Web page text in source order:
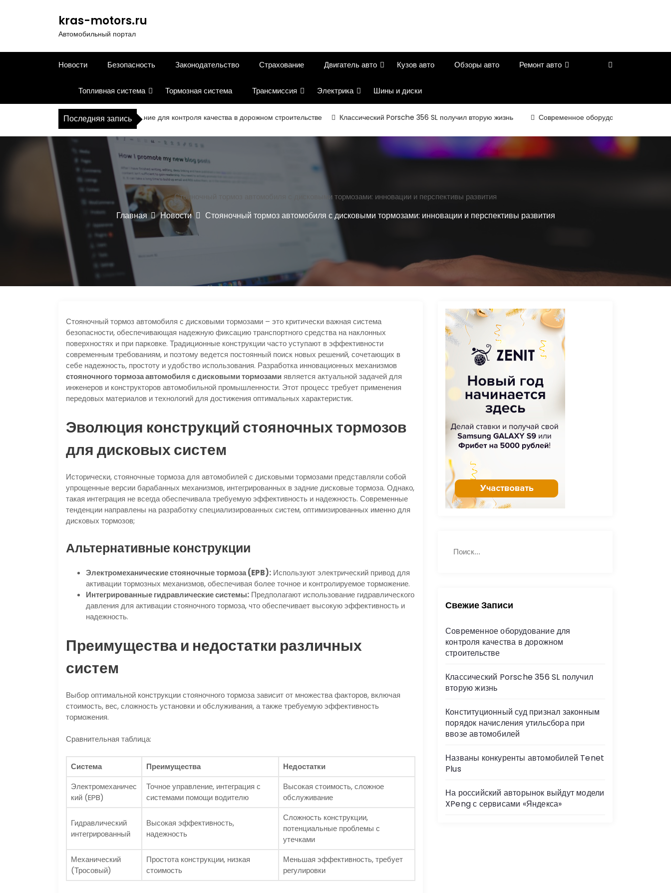
о
р
kras-motors.ru
Автомобильный портал
Новости Безопасность Законодательство Страхование Двигатель авто Кузов авто Обзоры авто Ремонт авто
Топливная система Тормозная система Трансмиссия Электрика Шины и диски
Последняя запись
Современное оборудование для контроля качества в дорожном строительстве Классический Porsche 356 SL получил вторую жизнь Современное оборудование для контроля
Стояночный тормоз автомобиля с дисковыми тормозами: инновации и перспективы развития
Главная Новости Стояночный тормоз автомобиля с дисковыми тормозами: инновации и перспективы развития
Стояночный тормоз автомобиля с дисковыми тормозами – это критически важная система
безопасности, обеспечивающая надежную фиксацию транспортного средства на наклонных
поверхностях и при парковке. Традиционные конструкции часто уступают в эффективности
современным требованиям, и поэтому ведется постоянный поиск новых решений, сочетающих в
себе надежность, простоту и удобство использования. Разработка инновационных механизмов
стояночного тормоза автомобиля с дисковыми тормозамиявляется актуальной задачей для
инженеров и конструкторов автомобильной промышленности. Этот процесс требует применения
передовых материалов и технологий для достижения оптимальных характеристик.
Эволюция конструкций стояночных тормозов
для дисковых систем
Исторически, стояночные тормоза для автомобилей с дисковыми тормозами представляли собой
упрощенные версии барабанных механизмов, интегрированных в задние дисковые тормоза. Однако,
такая интеграция не всегда обеспечивала требуемую эффективность и надежность. Современные
тенденции направлены на разработку специализированных систем, оптимизированных именно для
дисковых тормозов;
Альтернативные конструкции
Электромеханические стояночные тормоза (EPB): Используют электрический привод для
активации тормозных механизмов, обеспечивая более точное и контролируемое торможение.
Интегрированные гидравлические системы: Предполагают использование гидравлического
давления для активации стояночного тормоза, что обеспечивает высокую эффективность и
надежность.
Преимущества и недостатки различных
систем
Выбор оптимальной конструкции стояночного тормоза зависит от множества факторов, включая
стоимость, вес, сложность установки и обслуживания, а также требуемую эффективность
торможения.
Сравнительная таблица:
Система Преимущества
Недостатки
Электромеханичес
кий (EPB)
Точное управление, интеграция с
системами помощи водителю
Высокая стоимость, сложное
обслуживание
Гидравлический
интегрированный
Высокая эффективность,
надежность
Сложность конструкции,
потенциальные проблемы с
утечками
Механический
(Тросовый)
Простота конструкции, низкая
стоимость
Меньшая эффективность, требует
регулировки
:Свежие Записи
Современное оборудование для
контроля качества в дорожном
строительстве
Классический Porsche 356 SL получил
вторую жизнь
Конституционный суд признал законным
порядок начисления утильсбора при
ввозе автомобилей
Названы конкуренты автомобилей Tenet
Plus
На российский авторынок выйдут модели
XPeng с сервисами «Яндекса»